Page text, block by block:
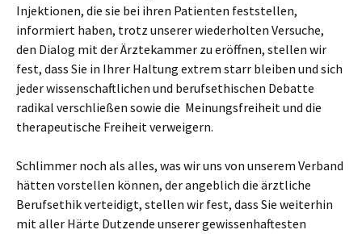
Injektionen, die sie bei ihren Patienten feststellen,
informiert haben, trotz unserer wiederholten Versuche,
den Dialog mit der Ärztekammer zu eröffnen, stellen wir
fest, dass Sie in Ihrer Haltung extrem starr bleiben und sich
jeder wissenschaftlichen und berufsethischen Debatte
radikal verschließen sowie die Meinungsfreiheit und die
therapeutische Freiheit verweigern.
Schlimmer noch als alles, was wir uns von unserem Verband
hätten vorstellen können, der angeblich die ärztliche
Berufsethik verteidigt, stellen wir fest, dass Sie weiterhin
mit aller Härte Dutzende unserer gewissenhaftesten